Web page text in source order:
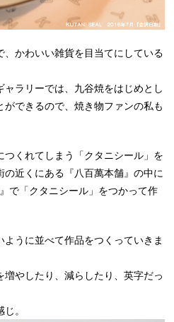
かわいい雑貨を目当てにしている
ラリーでは、九谷焼をはじめとし
できるので、焼き物ファンの私も
くれてしまう「クタニシール」を
近くにある『八百萬本舗』の中に
で「クタニシール」をつかって作
うに並べて作品をつくっていきま
やしたり、減らしたり、英字だっ
。